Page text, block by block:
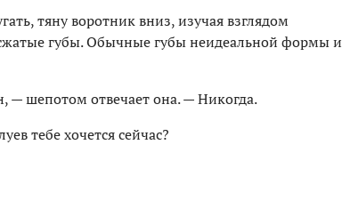
тяну воротник вниз, изучая взглядом
губы. Обычные губы неидеальной формы и
шепотом отвечает она. — Никогда.
тебе хочется сейчас?